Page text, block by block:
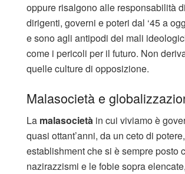
oppure risalgono alle responsabilità
dirigenti, governi e poteri dal ‘45 a
e sono agli antipodi dei mali
come i pericoli per il futuro. Non
quelle culture di opposizione.
Malasocietà e
La malasocietà in cui viviamo è
quasi ottant’anni, da un ceto di
establishment che si è sempre posto
nazirazzismi e le fobie sopra